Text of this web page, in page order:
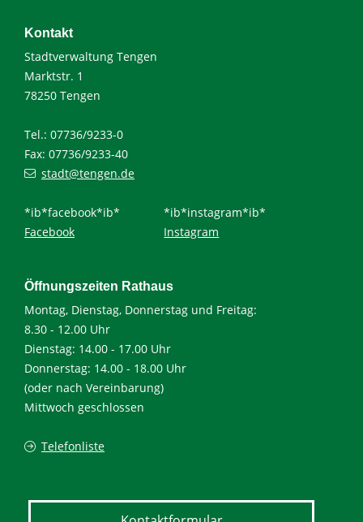
Kontakt
Stadtverwaltung Tengen
Marktstr. 1
78250 Tengen
Tel.: 07736/9233-0
Fax: 07736/9233-40
stadt@tengen.de
*ib*facebook*ib*
Facebook
*ib*instagram*ib*
Instagram
Öffnungszeiten Rathaus
Montag, Dienstag, Donnerstag und Freitag:
8.30 - 12.00 Uhr
Dienstag: 14.00 - 17.00 Uhr
Donnerstag: 14.00 - 18.00 Uhr
(oder nach Vereinbarung)
Mittwoch geschlossen
Telefonliste